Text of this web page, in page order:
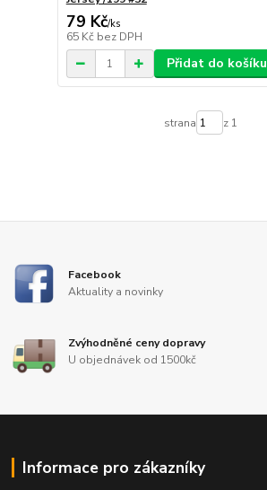
79 Kč/ks
65 Kč bez DPH
Přidat do košíku
strana z 1
Facebook
Aktuality a novinky
Zvýhodněné ceny dopravy
U objednávek od 1500kč
Informace pro zákazníky